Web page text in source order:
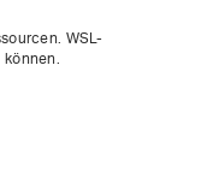
WSL-